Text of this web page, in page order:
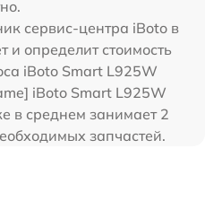
сервис-центра iBoto в
и определит стоимость
iBoto Smart L925W
iBoto Smart L925W
в среднем занимает 2
запчастей.